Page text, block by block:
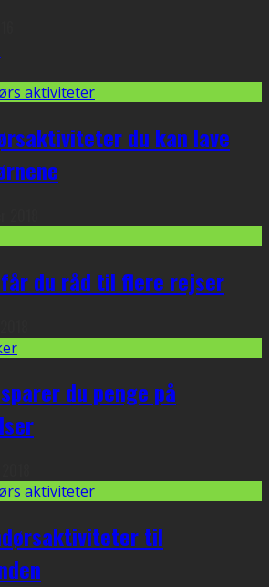
du kan lave
får du råd til flere rejser
du penge på
til